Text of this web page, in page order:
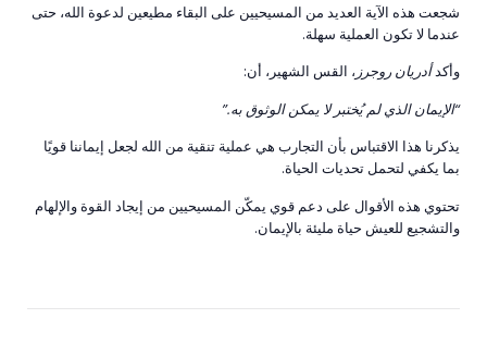
شجعت هذه الآية العديد من المسيحيين على البقاء مطيعين لدعوة الله، حتى
عندما لا تكون العملية سهلة.
وأكدأدريان روجرز ، القس الشهير، أن:
“الإيمان الذي لم يُختبر لا يمكن الوثوق به.”
يذكرنا هذا الاقتباس بأن التجارب هي عملية تنقية من الله لجعل إيماننا قويًا
بما يكفي لتحمل تحديات الحياة.
تحتوي هذه الأقوال على دعم قوي يمكّن المسيحيين من إيجاد القوة والإلهام
والتشجيع للعيش حياة مليئة بالإيمان.